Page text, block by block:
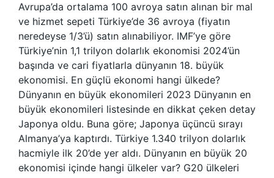
Avrupa’da ortalama 100 avroya satın alınan bir mal
ve hizmet sepeti Türkiye’de 36 avroya (fiyatın
neredeyse 1/3’ü) satın alınabiliyor. IMF’ye göre
Türkiye’nin 1,1 trilyon dolarlık ekonomisi 2024’ün
başında ve cari fiyatlarla dünyanın 18. büyük
ekonomisi. En güçlü ekonomi hangi ülkede?
Dünyanın en büyük ekonomileri 2023 Dünyanın en
büyük ekonomileri listesinde en dikkat çeken detay
Japonya oldu. Buna göre; Japonya üçüncü sırayı
Almanya’ya kaptırdı. Türkiye 1.340 trilyon dolarlık
hacmiyle ilk 20’de yer aldı. Dünyanın en büyük 20
ekonomisi içinde hangi ülkeler var? G20 ülkeleri